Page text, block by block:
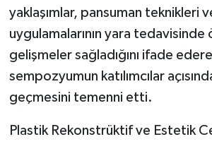
yaklaşımlar, pansuman teknikleri
uygulamalarının yara tedavisinde
gelişmeler sağladığını ifade
sempozyumun katılımcılar
geçmesini temenni etti.
Plastik Rekonstrüktif ve Estetik